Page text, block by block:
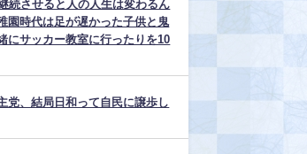
続させると人の人生は変わるん
園時代は足が遅かった子供と鬼
にサッカー教室に行ったりを10
党、結局日和って自民に譲歩し